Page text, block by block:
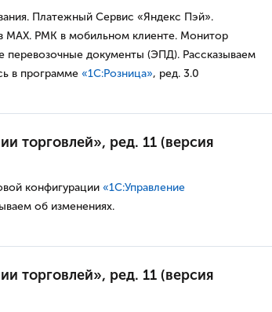
Платежный Сервис «Яндекс Пэй».
МАХ. РМК в мобильном клиенте. Монитор
документы (ЭПД). Рассказываем
в программе «1С:Розница», ред. 3.0
торговлей», ред. 11 (версия
конфигурации «1С:Управление
об изменениях.
торговлей», ред. 11 (версия